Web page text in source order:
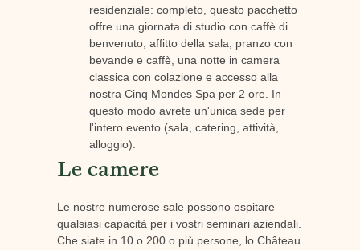
residenziale: completo, questo pacchetto
offre una giornata di studio con caffè di
benvenuto, affitto della sala, pranzo con
bevande e caffè, una notte in camera
classica con colazione e accesso alla
nostra Cinq Mondes Spa per 2 ore. In
questo modo avrete un'unica sede per
l'intero evento (sala, catering, attività,
alloggio).
Le camere
Le nostre numerose sale possono ospitare
qualsiasi capacità per i vostri seminari aziendali.
Che siate in 10 o 200 o più persone, lo Château